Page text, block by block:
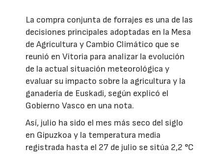
La compra conjunta de forrajes es una de las
decisiones principales adoptadas en la Mesa
de Agricultura y Cambio Climático que se
reunió en Vitoria para analizar la evolución
de la actual situación meteorológica y
evaluar su impacto sobre la agricultura y la
ganadería de Euskadi, según explicó el
Gobierno Vasco en una nota.
Así, julio ha sido el mes más seco del siglo
en Gipuzkoa y la temperatura media
registrada hasta el 27 de julio se sitúa 2,2 °C